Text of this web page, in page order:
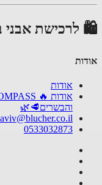
🛍 לרכישת אבני
אודות
אודות
והבשרים🥩🌿
aviv@blucher.co.il
0533032873